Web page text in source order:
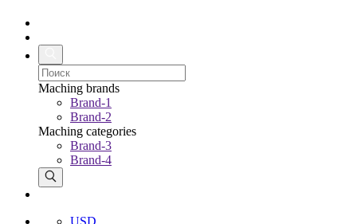
Maching brands
Brand-1
Brand-2
Maching categories
Brand-3
Brand-4
USD